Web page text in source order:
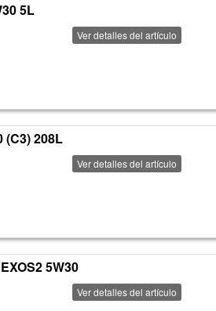
5L
Ver detalles del artículo
(C3) 208L
Ver detalles del artículo
5W30
Ver detalles del artículo